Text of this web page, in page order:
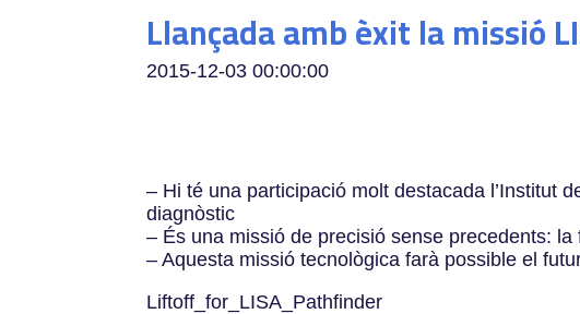
Llançada amb èxit la missió
2015-12-03 00:00:00
– Hi té una participació molt destacada l’Institut
diagnòstic
– És una missió de precisió sense precedents:
– Aquesta missió tecnològica farà possible el
Liftoff_for_LISA_Pathfinder